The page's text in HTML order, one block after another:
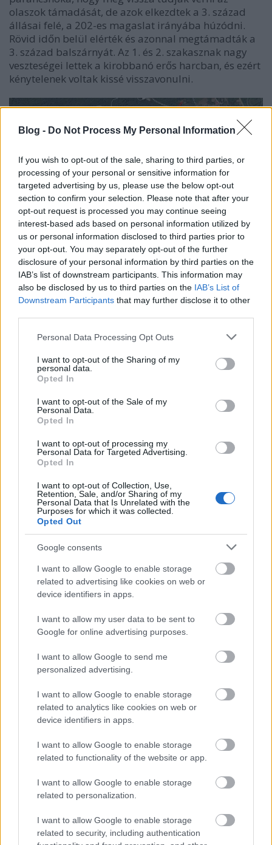
Blog - Do Not Process My Personal Information
If you wish to opt-out of the sale, sharing to third parties, or
processing of your personal or sensitive information for
targeted advertising by us, please use the below opt-out
section to confirm your selection. Please note that after your
opt-out request is processed you may continue seeing
interest-based ads based on personal information utilized by
us or personal information disclosed to third parties prior to
your opt-out. You may separately opt-out of the further
disclosure of your personal information by third parties on the
IAB’s list of downstream participants. This information may
also be disclosed by us to third parties on the IAB’s List of
Downstream Participants that may further disclose it to other
Please note that this website/app uses one or more Google
not limited to your visit or usage behaviour. You may click to
grant or deny consent to Google and its third-party tags to
use your data for below specified purposes in below Google
consent section.
Personal Data Processing Opt Outs
I want to opt-out of the Sharing of my
personal data.
Opted In
I want to opt-out of the Sale of my
Personal Data.
Opted In
I want to opt-out of processing my
Personal Data for Targeted Advertising.
Opted In
I want to opt-out of Collection, Use,
Retention, Sale, and/or Sharing of my
Personal Data that Is Unrelated with the
Purposes for which it was collected.
Opted Out
Google consents
I want to allow Google to enable storage
related to advertising like cookies on web or
device identifiers in apps.
I want to allow my user data to be sent to
Google for online advertising purposes.
I want to allow Google to send me
personalized advertising.
I want to allow Google to enable storage
related to analytics like cookies on web or
device identifiers in apps.
I want to allow Google to enable storage
related to functionality of the website or app.
I want to allow Google to enable storage
related to personalization.
I want to allow Google to enable storage
related to security, including authentication
olaszok támadását, de azok elkezdtek a 3. század
állásai felé, a 202-es magaslat irányába húzódni.
Rövid időn belül elérték és azonnal megtámadták a
3. század balszárnyát. Az 1. és 2. szakasznak nagy
veszteségei lettek a kirobbanó erős harcban, és ezért
kénytelenek voltak kissé visszavonulni.
1916. augusztus 7-i esti helyzet
Közben a jobbszárnyat igen erős tüzérségi tűzcsapás
érte, majd utána azonnal megindult az olasz
tartó tüzérségi tűz miatt olyan passzívak lettek a
mozgolódást, vették fel a felszerelést. Kínos
várakozásnak tűntek a percek, mintha abban
kell kimenniük a kavernákból. Csak a
századparancsnok kényszerítő intézkedésére mentek
megváltoztatta őket, nyoma sem volt az előző
hezitálásnak, belevetették magukat a küzdelembe.
Mivel az ellenség betört az 1. századnál, s az így
keletkezett hézagon keresztül lenyomult az Isonzó
széléig, az ott épített hadihídig, fenn állt a veszély,
hogy a 3. századot hátba támadják. Ezért a
géppuskákat új állásba kellett átvinni, így a kezdődő
olasz támadást visszaverték. Közben visszaérkezett a
zászlóalj-parancsnokságra irányított küldönc, hogy
a zászlóalj parancsnokát nem találta, csak orvosokat
és sebesülteket. Ennek ellenére a legénység
ellentámadásba mentek át, két ellenséges
géppuskát és kb. 80 foglyot ejtettek.
Amikor gyülekeztették a foglyokat, erős saját tűz
borította el a 202-es magaslatot. Azonnal nagyok
ellenséggel összekeveredve a két kavernába
menekültek. Miután magához tért a kavernába
beszorult legénység, folytatta az olaszok
tüzérséget. Csak a „B” kaverna szájából leadott
zászlójelekre fejeződött be a saját tűz. A 3. század
létszáma ennek a napnak az estéjén 70 fő volt. Este 9
óra felé Görz felől rajvonalba fejlődve egy század
közeledett a hadihíd felé. Mindenki azt hitte, jön az
erősítés. Helyette a hadihíddal szemben, a keleti
oldalon megálltak, és beásták magukat. Ők voltak a